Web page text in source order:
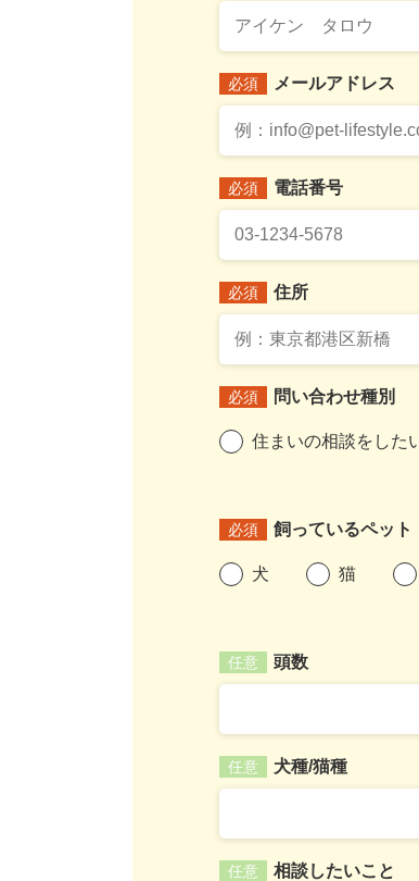
必須 メールアドレス
必須 電話番号
必須 住所
必須 問い合わせ種別
住まいの相談をした
必須 飼っているペット
犬 猫
任意 頭数
任意 犬種/猫種
任意 相談したいこと